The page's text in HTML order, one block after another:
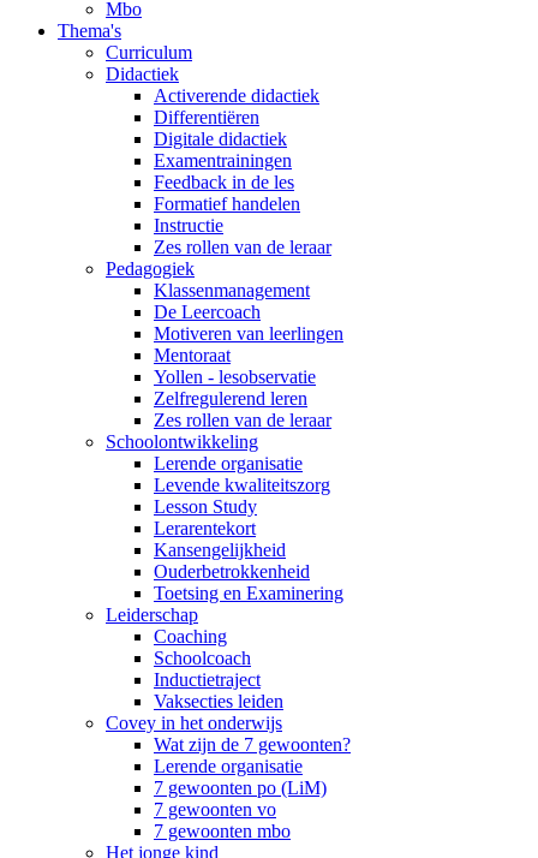
Mbo
Thema's
Curriculum
Didactiek
Activerende didactiek
Differentiëren
Digitale didactiek
Examentrainingen
Feedback in de les
Formatief handelen
Instructie
Zes rollen van de leraar
Pedagogiek
Klassenmanagement
De Leercoach
Motiveren van leerlingen
Mentoraat
Yollen - lesobservatie
Zelfregulerend leren
Zes rollen van de leraar
Schoolontwikkeling
Lerende organisatie
Levende kwaliteitszorg
Lesson Study
Lerarentekort
Kansengelijkheid
Ouderbetrokkenheid
Toetsing en Examinering
Leiderschap
Coaching
Schoolcoach
Inductietraject
Vaksecties leiden
Covey in het onderwijs
Wat zijn de 7 gewoonten?
Lerende organisatie
7 gewoonten po (LiM)
7 gewoonten vo
7 gewoonten mbo
Het jonge kind